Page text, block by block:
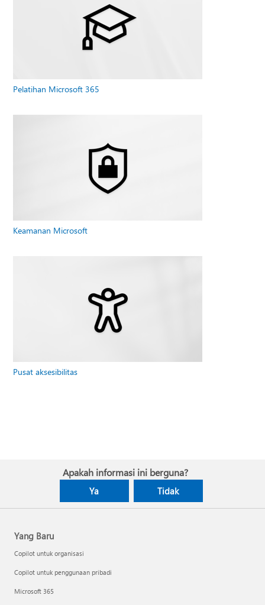
Pelatihan Microsoft 365
Keamanan Microsoft
Pusat aksesibilitas
Apakah informasi ini berguna?
Ya Tidak
Yang Baru
Copilot untuk organisasi
Copilot untuk penggunaan pribadi
Microsoft 365